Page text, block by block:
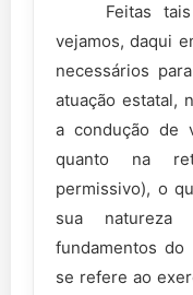
Feitas tais
vejamos, daqui
necessários
atuação estatal,
a condução de
quanto na
permissivo), o
sua natureza
fundamentos
se refere ao